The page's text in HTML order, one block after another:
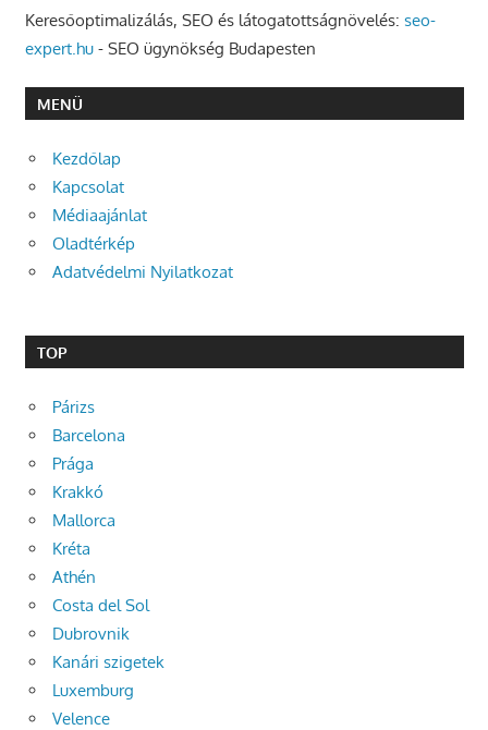
Keresőoptimalizálás, SEO és látogatottságnövelés: seo-
expert.hu- SEO ügynökség Budapesten
MENÜ
Kezdőlap
Kapcsolat
Médiaajánlat
Oladtérkép
Adatvédelmi Nyilatkozat
TOP
Párizs
Barcelona
Prága
Krakkó
Mallorca
Kréta
Athén
Costa del Sol
Dubrovnik
Kanári szigetek
Luxemburg
Velence